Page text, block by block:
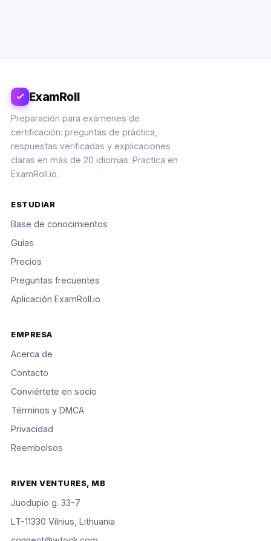
ExamRoll
Preparación para exámenes de
certificación: preguntas de práctica,
respuestas verificadas y explicaciones
claras en más de 20 idiomas. Practica en
ExamRoll.io.
ESTUDIAR
Base de conocimientos
Guías
Precios
Preguntas frecuentes
Aplicación ExamRoll.io
EMPRESA
Acerca de
Contacto
Conviértete en socio
Términos y DMCA
Privacidad
Reembolsos
RIVEN VENTURES, MB
Juodupio g. 33-7
LT-11330 Vilnius, Lithuania